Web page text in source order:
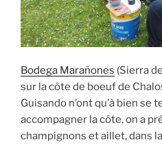
Bodega Marañones (Sierra
sur la côte de boeuf de
Guisando n’ont qu’à bien se
accompagner la côte, on a
champignons et aillet, dans